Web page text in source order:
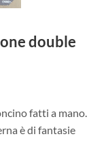
double
fatti a mano.
è di fantasie